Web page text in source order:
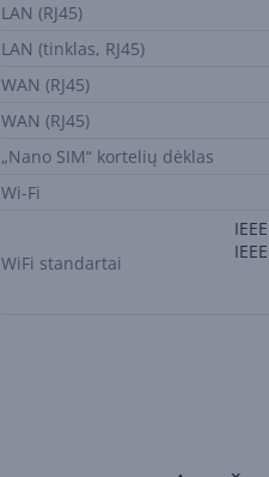
LAN (RJ45)
LAN (tinklas, RJ45)
WAN (RJ45)
WAN (RJ45)
„Nano SIM“ kortelių dėklas
Wi-Fi
WiFi standartai